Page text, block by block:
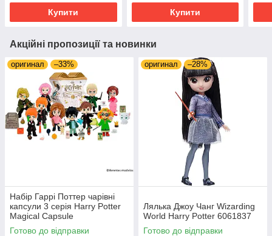
Купити Купити
Акційні пропозиції та новинки
оригинал –33%
Набір Гаррі Поттер чарівні
капсули 3 серія Harry Potter
Magical Capsule
Готово до відправки
оригинал –28%
Лялька Джоу Чанг Wizarding
World Harry Potter 6061837
Готово до відправки